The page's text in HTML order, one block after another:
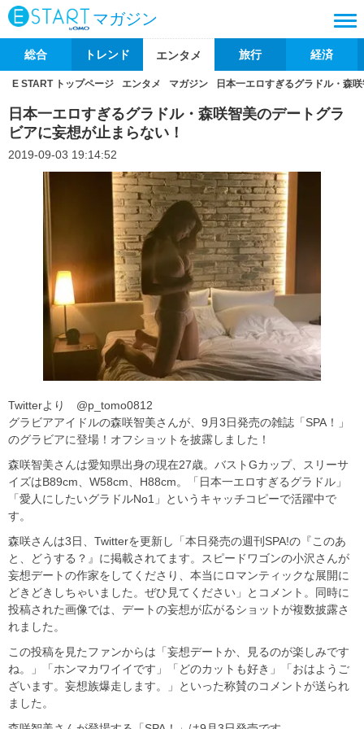
マガジン
総合 トレンド エンタメ 旅行 経済
E START トップページ エンタメ マガジン 日本一エロすぎるグラドル・森
日本一エロすぎるグラドル・森咲智美のデートグラ
ビアに妄想が止まらない！
2019-09-03 19:14:52
Twitterより @p_tomo0812
グラビアアイドルの森咲智美さんが、9月3日発売の雑誌「SPA！」
のグラビアに登場！オフショットを披露しました！
森咲智美さんは愛知県出身の現在27歳。バストGカップ、スリーサ
イズはB89cm、W58cm、H88cm。「日本一エロすぎるグラドル」
「愛人にしたいグラドルNo1」というキャッチコピーで活躍中で
す。
森咲さんは3日、Twitterを更新し「本日発売の週刊SPA!の『このあ
と、どうする？』に掲載されてます。スピードワゴンの小沢さんが
妄想デートの作家をしてくださり、本当にロマンティックな展開に
どきどきしちゃいました。ぜひ見てください」とコメント。同時に
投稿された画像では、デートの妄想が広がるショットが複数披露さ
れました。
この投稿を見たファンからは「妄想デートか、見るのが楽しみです
ね。」「ホンマカワイイです」「どのカットも好き」「おはようご
ざいます。妄想族爆走します。」といった称賛のコメントが送られ
ました。